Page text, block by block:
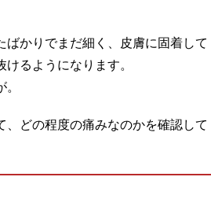
かりでまだ細く、皮膚に固着して
るようになります。
どの程度の痛みなのかを確認して